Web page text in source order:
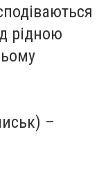
рідною
–